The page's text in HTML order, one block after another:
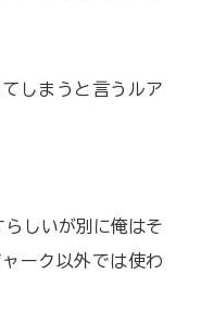
しまうと言うルア
らしいが別に俺はそ
ーク以外では使わ